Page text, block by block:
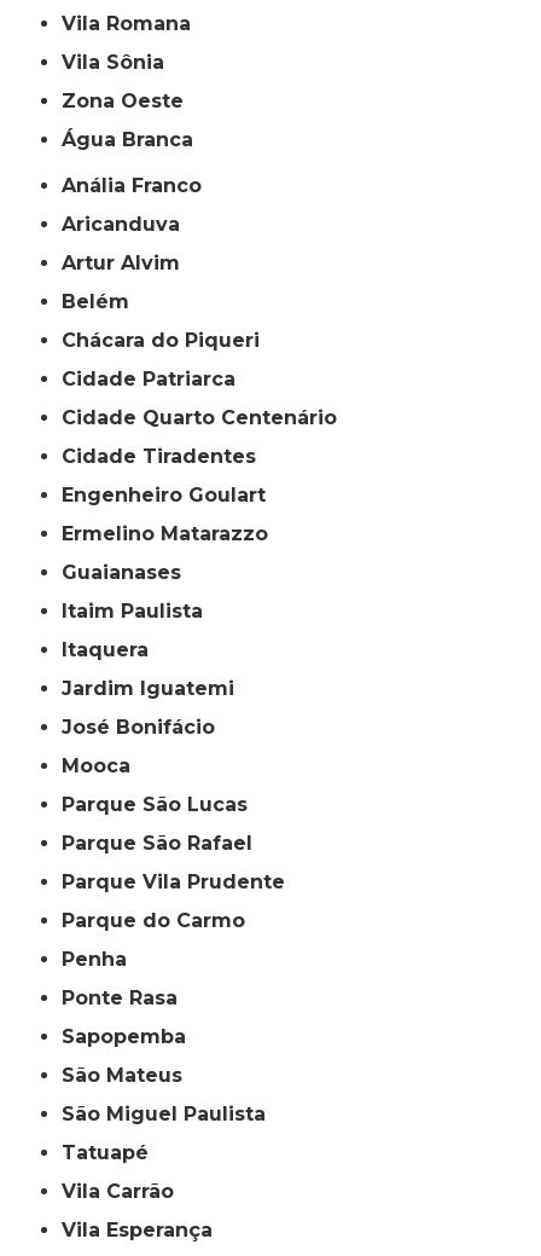
Vila Romana
Vila Sônia
Zona Oeste
Água Branca
Anália Franco
Aricanduva
Artur Alvim
Belém
Chácara do Piqueri
Cidade Patriarca
Cidade Quarto Centenário
Cidade Tiradentes
Engenheiro Goulart
Ermelino Matarazzo
Guaianases
Itaim Paulista
Itaquera
Jardim Iguatemi
José Bonifácio
Mooca
Parque São Lucas
Parque São Rafael
Parque Vila Prudente
Parque do Carmo
Penha
Ponte Rasa
Sapopemba
São Mateus
São Miguel Paulista
Tatuapé
Vila Carrão
Vila Esperança